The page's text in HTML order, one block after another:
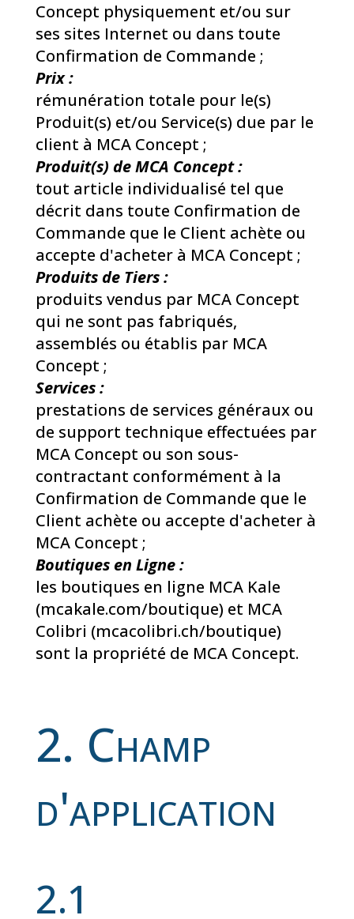
Concept physiquement et/ou sur
ses sites Internet ou dans toute
Confirmation de Commande ;
Prix :
rémunération totale pour le(s)
Produit(s) et/ou Service(s) due par le
client à MCA Concept ;
Produit(s) de MCA Concept :
tout article individualisé tel que
décrit dans toute Confirmation de
Commande que le Client achète ou
accepte d'acheter à MCA Concept ;
Produits de Tiers :
produits vendus par MCA Concept
qui ne sont pas fabriqués,
assemblés ou établis par MCA
Concept ;
Services :
prestations de services généraux ou
de support technique effectuées par
MCA Concept ou son sous-
contractant conformément à la
Confirmation de Commande que le
Client achète ou accepte d'acheter à
MCA Concept ;
Boutiques en Ligne :
les boutiques en ligne MCA Kale
(mcakale.com/boutique) et MCA
Colibri (mcacolibri.ch/boutique)
sont la propriété de MCA Concept.
2. Champ
d'application
2.1